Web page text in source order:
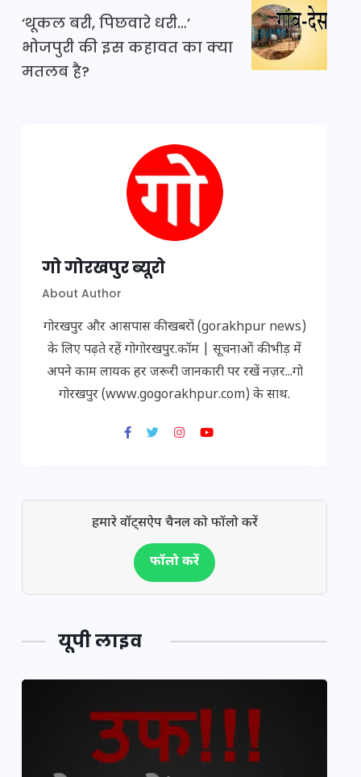
‘थूकल बरी, पिछवारे धरी…’
भोजपुरी की इस कहावत का क्या
मतलब है?
गो गोरखपुर ब्यूरो
About Author
गोरखपुर और आसपास की खबरों (gorakhpur news)
के लिए पढ़ते रहें गोगोरखपुर.कॉम | सूचनाओं की भीड़ में
अपने काम लायक हर जरूरी जानकारी पर रखें नज़र...गो
गोरखपुर (www.gogorakhpur.com) के साथ.
हमारे वॉट्सऐप चैनल को फॉलो करें
फॉलो करें
यूपी लाइव